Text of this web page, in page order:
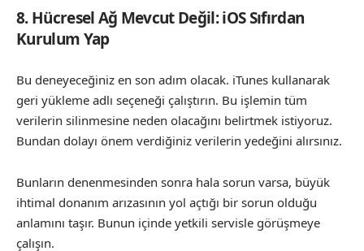
8. Hücresel Ağ Mevcut Değil: iOS Sıfırdan
Kurulum Yap
Bu deneyeceğiniz en son adım olacak. iTunes kullanarak
geri yükleme adlı seçeneği çalıştırın. Bu işlemin tüm
verilerin silinmesine neden olacağını belirtmek istiyoruz.
Bundan dolayı önem verdiğiniz verilerin yedeğini alırsınız.
Bunların denenmesinden sonra hala sorun varsa, büyük
ihtimal donanım arızasının yol açtığı bir sorun olduğu
anlamını taşır. Bunun içinde yetkili servisle görüşmeye
çalışın.